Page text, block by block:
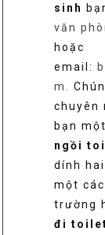
sinh
văn
hoặc
email:
m.
chuyên
bạn
ngồi
dính
một
trường
đi